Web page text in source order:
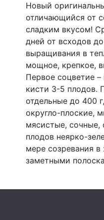
Новый
отличающийся от
сладким вкусом!
дней от всходов
выращивания в
мощное, крепкое,
Первое соцветие
кисти 3-5 плодов.
отдельные до 400
округло-плоские,
мясистые, сочные,
плодов неярко-
мере созревания
заметными